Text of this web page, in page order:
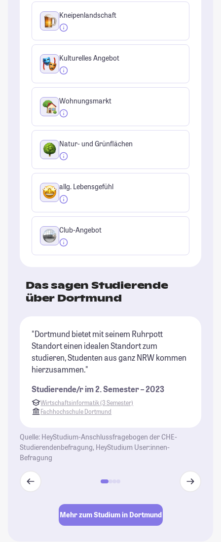
Kneipenlandschaft
Kulturelles Angebot
Wohnungsmarkt
Natur- und Grünflächen
allg. Lebensgefühl
Club-Angebot
Das sagen Studierende
über Dortmund
"Dortmund bietet mit seinem Ruhrpott
Standort einen idealen Standort zum
studieren, Studenten aus ganz NRW kommen
hierzusammen."
Studierende/r im 2. Semester – 2023
Wirtschaftsinformatik (3 Semester)
Fachhochschule Dortmund
Quelle: HeyStudium-Anschlussfragebogen der CHE-
Studierendenbefragung, HeyStudium User:innen-
Befragung
Mehr zum Studium in Dortmund